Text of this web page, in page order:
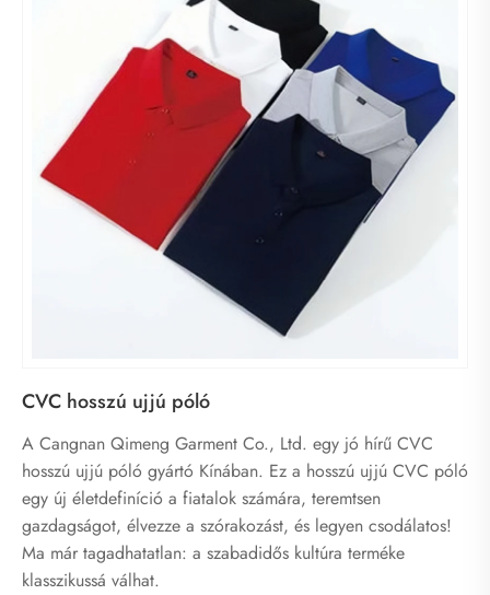
CVC hosszú ujjú póló
A Cangnan Qimeng Garment Co., Ltd. egy jó hírű CVC
hosszú ujjú póló gyártó Kínában. Ez a hosszú ujjú CVC póló
egy új életdefiníció a fiatalok számára, teremtsen
gazdagságot, élvezze a szórakozást, és legyen csodálatos!
Ma már tagadhatatlan: a szabadidős kultúra terméke
klasszikussá válhat.